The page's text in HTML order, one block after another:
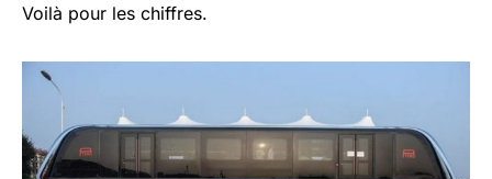
Voilà pour les chiffres.